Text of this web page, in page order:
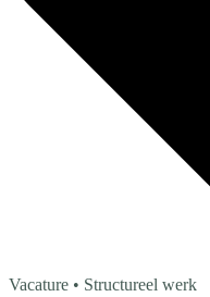
Vacature • Structureel werk